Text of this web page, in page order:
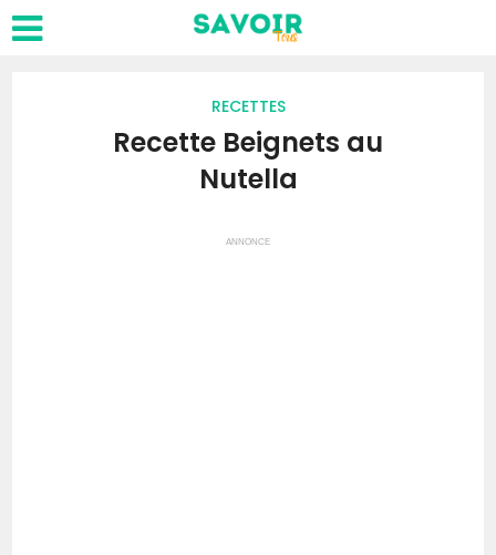
RECETTES
Recette Beignets au
Nutella
ANNONCE